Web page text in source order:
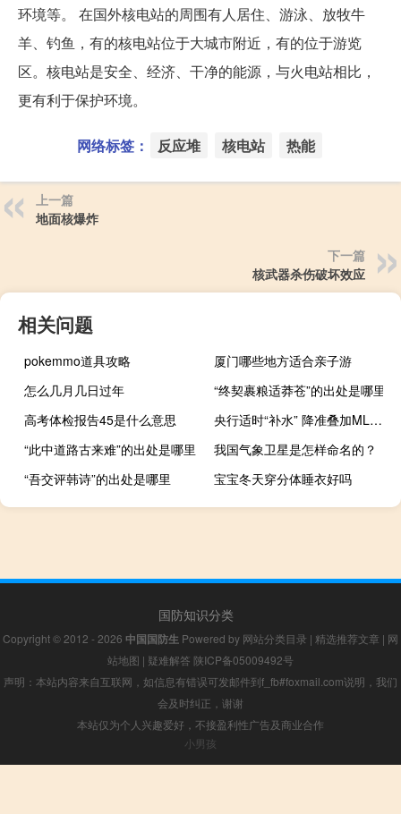
环境等。 在国外核电站的周围有人居住、游泳、放牧牛
羊、钓鱼，有的核电站位于大城市附近，有的位于游览
区。核电站是安全、经济、干净的能源，与火电站相比，
更有利于保护环境。
网络标签： 反应堆 核电站 热能
上一篇
地面核爆炸
下一篇
核武器杀伤破坏效应
相关问题
pokemmo道具攻略
厦门哪些地方适合亲子游
怎么几月几日过年
“终契裹粮适莽苍”的出处是哪里
高考体检报告45是什么意思
央行适时“补水” 降准叠加MLF超额续做落地
“此中道路古来难”的出处是哪里
我国气象卫星是怎样命名的？
“吾交评韩诗”的出处是哪里
宝宝冬天穿分体睡衣好吗
国防知识分类
Copyright © 2012 - 2026 中国国防生 Powered by 网站分类目录 | 精选推荐文章 | 网
站地图 | 疑难解答 陕ICP备05009492号
声明：本站内容来自互联网，如信息有错误可发邮件到f_fb#foxmail.com说明，我们
会及时纠正，谢谢
本站仅为个人兴趣爱好，不接盈利性广告及商业合作
小男孩